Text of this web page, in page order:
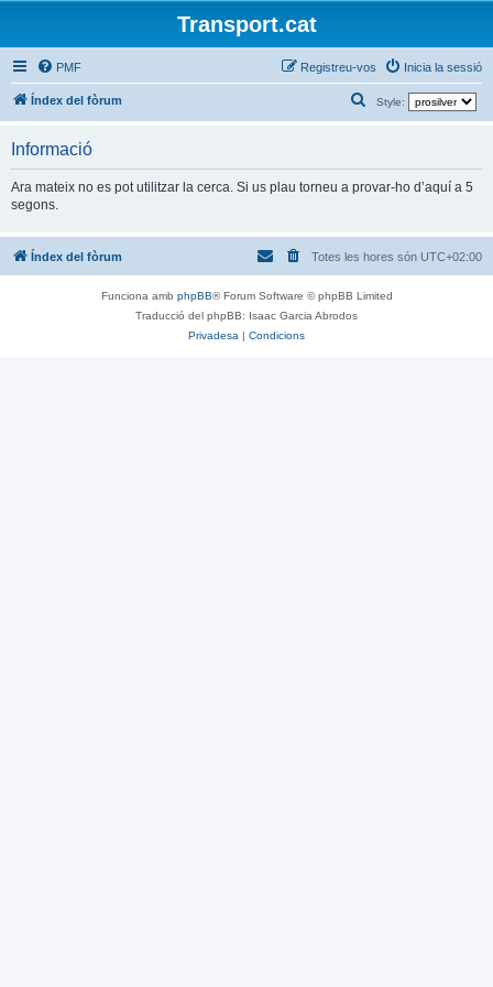
Transport.cat
PMF Inicia la sessió
Registreu-vos
Índex del fòrum Style:
e
Informació
Ara mateix no es pot utilitzar la cerca. Si us plau torneu a provar-ho d’aquí a 5
segons.
Índex del fòrum Totes les hores són UTC+02:00
Funciona amb phpBB® Forum Software © phpBB Limited
Traducció del phpBB: Isaac Garcia Abrodos
Privadesa | Condicions